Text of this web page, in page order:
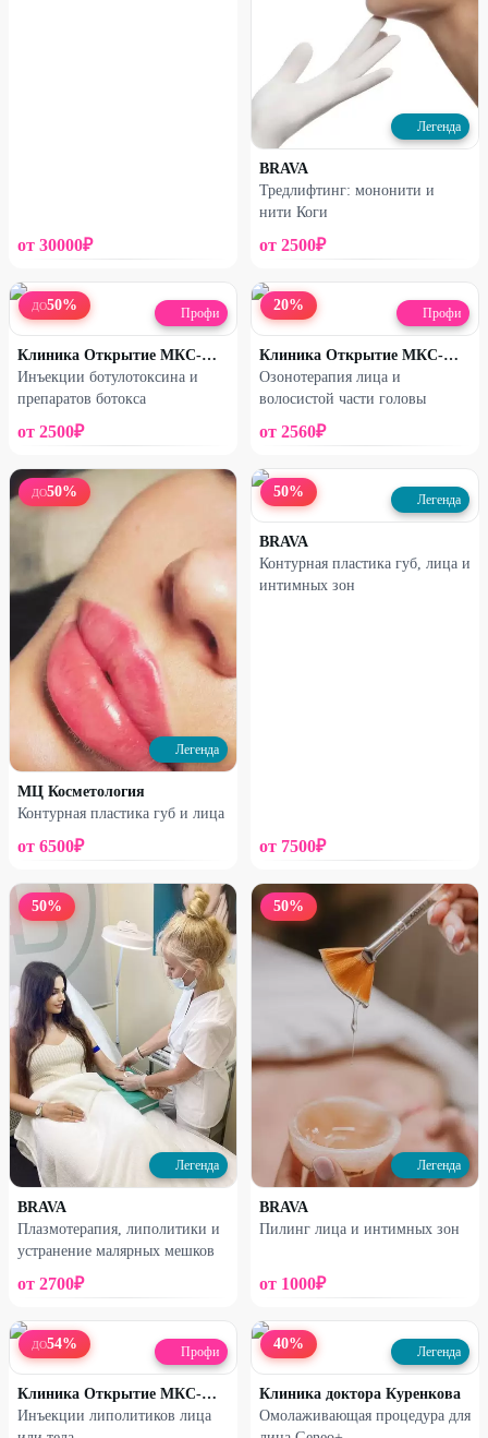
от 30000₽
Легенда
BRAVA
Тредлифтинг: мононити и
нити Коги
от 2500₽
ДО50% Профи
Клиника Открытие МКС-МЕД
Инъекции ботулотоксина и
препаратов ботокса
от 2500₽
20% Профи
Клиника Открытие МКС-МЕД
Озонотерапия лица и
волосистой части головы
от 2560₽
ДО50%
Легенда
МЦ Косметология
Контурная пластика губ и лица
от 6500₽
50% Легенда
BRAVA
Контурная пластика губ, лица и
интимных зон
от 7500₽
50%
Легенда
BRAVA
Плазмотерапия, липолитики и
устранение малярных мешков
от 2700₽
50%
Легенда
BRAVA
Пилинг лица и интимных зон
от 1000₽
ДО54% Профи
Клиника Открытие МКС-МЕД
Инъекции липолитиков лица
40% Легенда
Клиника доктора Куренкова
Омолаживающая процедура для